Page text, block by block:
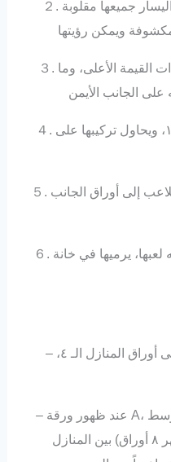
２. توضع ١٣ ورقة أمام اللاعب على اليسار جميعها مقلوبة
３. يبدأ الدور اللاعب صاحب الورقة ذات القيمة الأعلى، وما
４. يبدأ اللاعب بسحب ورقة من الـ ١٣، ويحاول تركيبها على
５. إذا لم تكن الورقة مناسبة ينتقل اللاعب إلى أوراق الجانب
６. إذا حصل مجدداً على ورقة لا يمكنه لعبها، يرميها في خانة
– تبدأ اللعبة بتركيب أوراق اللعب على أوراق المنازل الـ ٤،
– عند ظهور ورقة A، توضع في المنطقة الفارغة في الوسط
بين المنازل (ستظهر ٨ أوراق A أثناء اللعب)، وترتب عليها